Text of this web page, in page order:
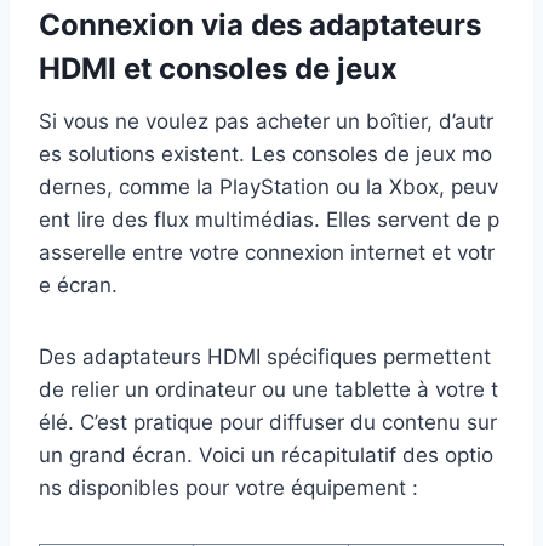
Connexion via des adaptateurs
HDMI et consoles de jeux
Si vous ne voulez pas acheter un boîtier, d’autr
es solutions existent. Les consoles de jeux mo
dernes, comme la PlayStation ou la Xbox, peuv
ent lire des flux multimédias. Elles servent de p
asserelle entre votre connexion internet et votr
e écran.
Des adaptateurs HDMI spécifiques permettent
de relier un ordinateur ou une tablette à votre t
élé. C’est pratique pour diffuser du contenu sur
un grand écran. Voici un récapitulatif des optio
ns disponibles pour votre équipement :